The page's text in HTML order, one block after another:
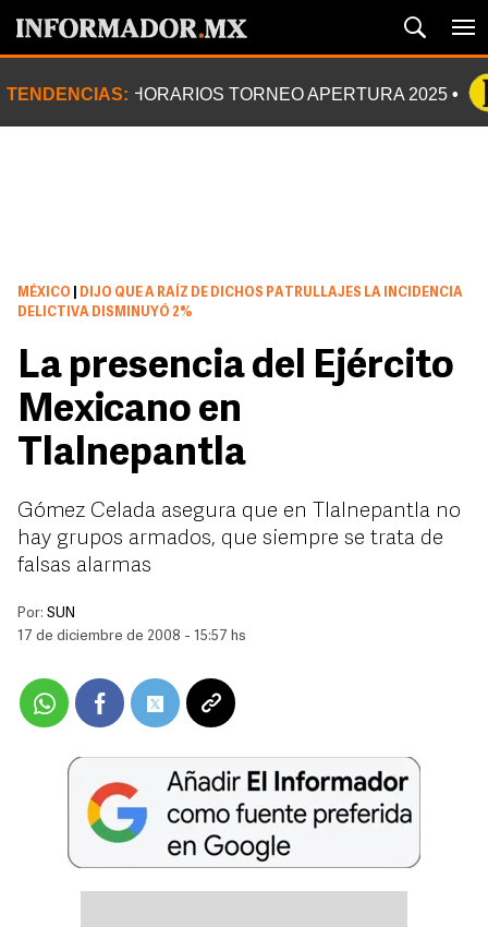
TENDENCIAS: HORARIOS TORNEO APERTURA 2025
MÉXICO
DIJO QUE A RAÍZ DE DICHOS PATRULLAJES LA INCIDENCIA
DELICTIVA DISMINUYÓ 2%
La presencia del Ejército
Mexicano en
Tlalnepantla
Gómez Celada asegura que en Tlalnepantla no
hay grupos armados, que siempre se trata de
falsas alarmas
Por: SUN
17 de diciembre de 2008 - 15:57 hs